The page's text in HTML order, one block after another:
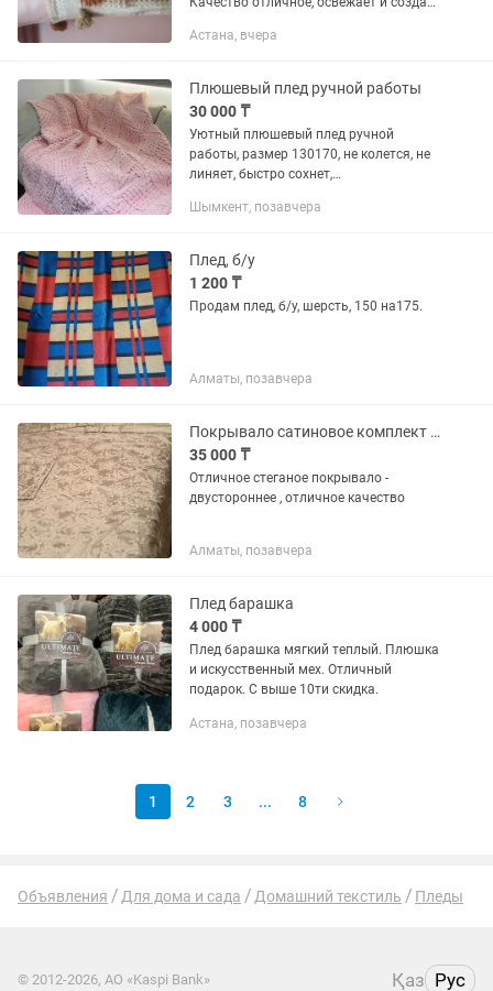
дешевые пледы, которые могут
Астана, вчера
Плюшевый плед ручной работы
30 000 ₸
Уютный плюшевый плед ручной
работы, размер 130170, не колется, не
линяет, быстро сохнет,
пряжи
Шымкент, позавчера
Плед, б/у
1 200 ₸
Продам плед, б/у, шерсть, 150 на175.
Алматы, позавчера
Покрывало сатиновое комплект - стеганое, двустороннее
35 000 ₸
Отличное стеганое покрывало -
двустороннее , отличное качество
Алматы, позавчера
Плед барашка
4 000 ₸
Плед барашка мягкий теплый. Плюшка
и искусственный мех. Отличный
подарок. С выше 10ти скидка.
Астана, позавчера
1 2 3 ... 8
Объявления Для дома и сада Домашний текстиль Пледы
© 2012-2026, АО «Kaspi Bank» Қаз Рус